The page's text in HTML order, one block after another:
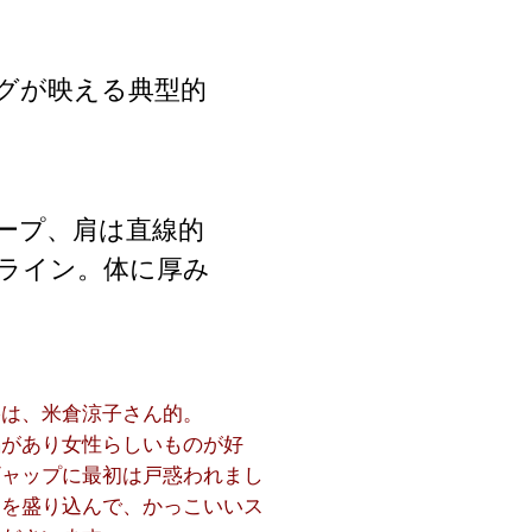
が映える典型的
プ、肩は直線的
イン。体に厚み
、米倉涼子さん的。
あり女性らしいものが好
ップに最初は戸惑われまし
盛り込んで、かっこいいス